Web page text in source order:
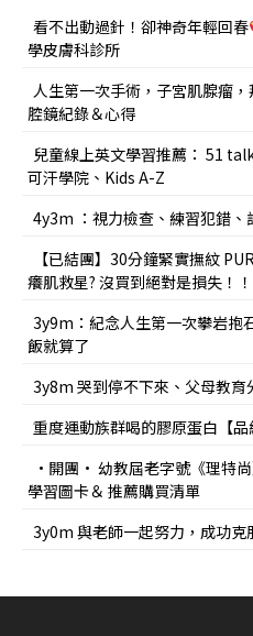
看不出動過針！卻神奇年輕回春
學皮膚科診所
人生第一次手術，子宮肌腺瘤
腔鏡紀錄＆心得
兒童線上英文學習推薦： 51
可汗學院、Kids A-Z
4y3m ：視力檢查、練習犯錯、
【已結團】30分鐘緊實撫紋
癢肌救星? 沒買到絕對是損失！！
3y9m：紀念人生第一次攀岩抱
飯就算了
3y8m 哭到停不下來、父母教育
重度運動族群喝的膠原蛋白【品
•開團• 幼教屆老字號《理特
學習圖卡＆ 推薦購買清單
3y0m 與老師一起努力，成功克